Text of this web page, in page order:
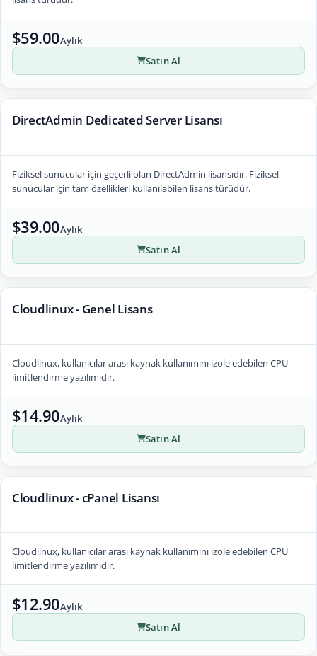
$59.00Aylık
Satın Al
DirectAdmin Dedicated Server Lisansı
Fiziksel sunucular için geçerli olan DirectAdmin lisansıdır. Fiziksel
sunucular için tam özellikleri kullanılabilen lisans türüdür.
$39.00Aylık
Satın Al
Cloudlinux - Genel Lisans
Cloudlinux, kullanıcılar arası kaynak kullanımını izole edebilen CPU
limitlendirme yazılımıdır.
$14.90Aylık
Satın Al
Cloudlinux - cPanel Lisansı
Cloudlinux, kullanıcılar arası kaynak kullanımını izole edebilen CPU
limitlendirme yazılımıdır.
$12.90Aylık
Satın Al